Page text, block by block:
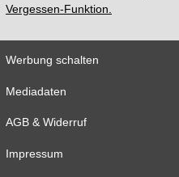
Vergessen-Funktion.
Werbung schalten
Mediadaten
AGB & Widerruf
Impressum